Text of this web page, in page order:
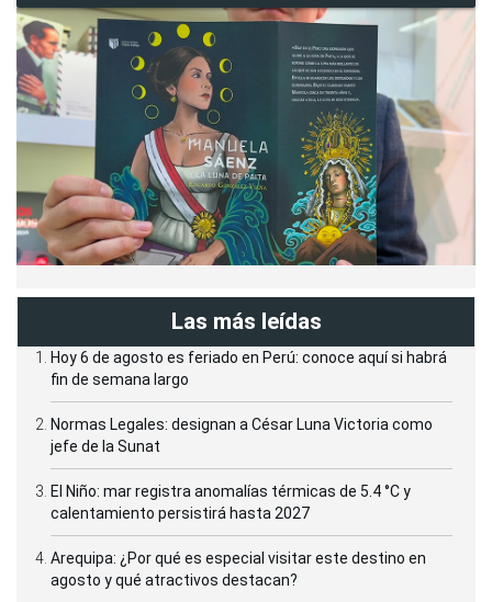
Las más leídas
Hoy 6 de agosto es feriado en Perú: conoce aquí si habrá
fin de semana largo
Normas Legales: designan a César Luna Victoria como
jefe de la Sunat
El Niño: mar registra anomalías térmicas de 5.4 °C y
calentamiento persistirá hasta 2027
Arequipa: ¿Por qué es especial visitar este destino en
agosto y qué atractivos destacan?